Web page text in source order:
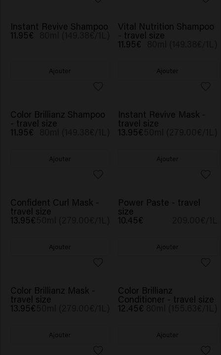
Instant Revive Shampoo
11.95€ 80ml (149.38€/1L)
Ajouter
Vital Nutrition Shampoo
- travel size
11.95€
Ajouter
Color Brillianz Shampoo
- travel size
11.95€
Ajouter
Instant Revive Mask -
travel size
13.95€
Ajouter
Confident Curl Mask -
travel size
13.95€
Ajouter
Power Paste - travel
size
10.45€
Ajouter
Color Brillianz Mask -
travel size
13.95€
Ajouter
Color Brillianz
Conditioner - travel size
12.45€
Ajouter